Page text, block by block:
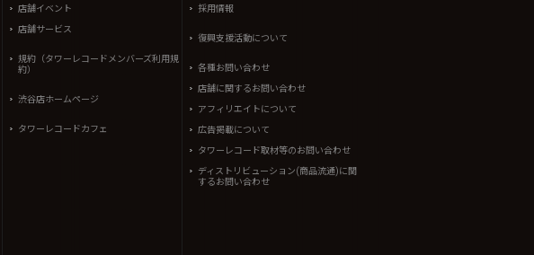
店舗イベント
店舗サービス
規約（タワーレコードメンバーズ利用規
約）
渋谷店ホームページ
タワーレコードカフェ
採用情報
復興支援活動について
各種お問い合わせ
店舗に関するお問い合わせ
アフィリエイトについて
広告掲載について
タワーレコード取材等のお問い合わせ
ディストリビューション(商品流通)に関
するお問い合わせ